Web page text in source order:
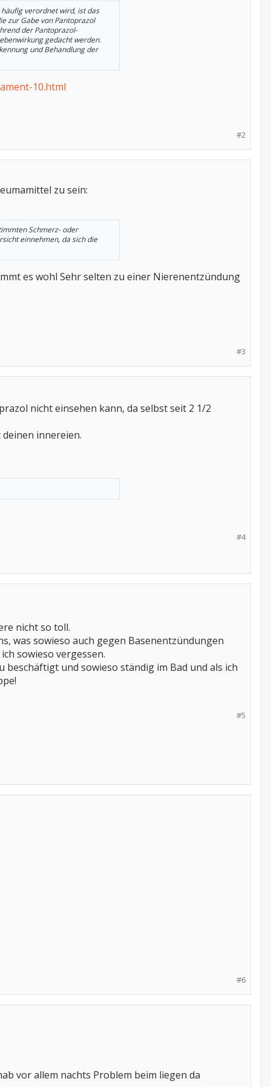
verordnet wird, ist das
zur Gabe von Pantoprazol
der Pantoprazol-
gedacht werden.
und Behandlung der
10.html
#2
zu sein:
Schmerz- oder
einnehmen, da sich die
es wohl Sehr selten zu einer Nierenentzündung
#3
nicht einsehen kann, da selbst seit 2 1/2
innereien.
#4
nicht so toll.
was sowieso auch gegen Basenentzündungen
sowieso vergessen.
und sowieso ständig im Bad und als ich
#5
#6
vor allem nachts Problem beim liegen da